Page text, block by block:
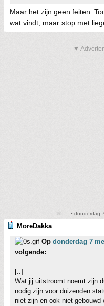
Maar het zijn geen feiten.
wat vindt, maar stop met
▼
• donderdag
MoreDakka
Op donderdag 7
volgende:
[..]
Wat jij uitstroomt noemt zijn
nodig zijn voor duizenden
niet zijn en ook niet gebouwd